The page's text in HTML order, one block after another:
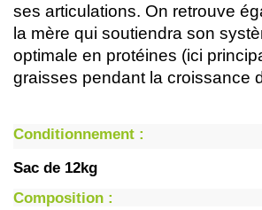
ses articulations. On retrouve
la mère qui soutiendra son
optimale en protéines (ici
graisses pendant la croissance
Conditionnement :
Sac de 12kg
Composition :